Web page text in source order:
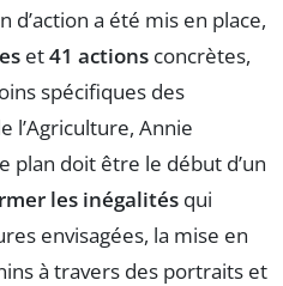
d’action a été mis en place,
et41 actions concrètes,
spécifiques des
l’Agriculture, Annie
plan doit être le début d’un
les inégalités qui
envisagées, la mise en
à travers des portraits et